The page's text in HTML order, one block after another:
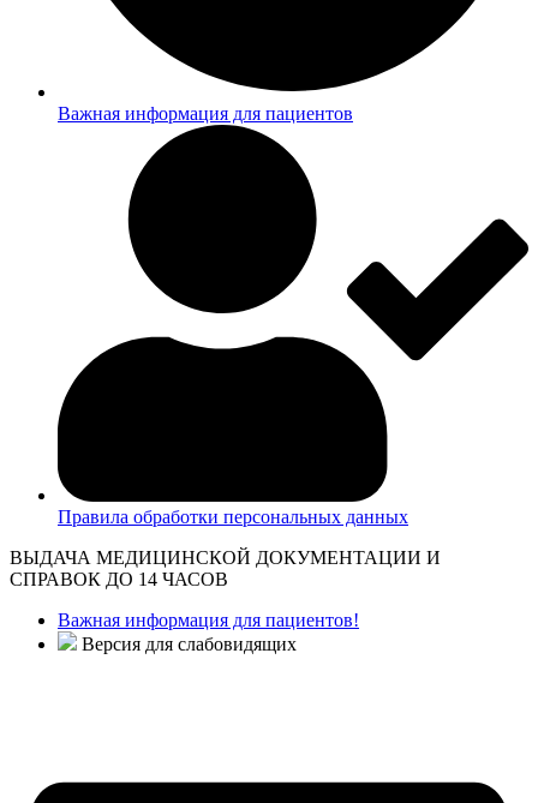
Важная информация для пациентов
Правила обработки персональных данных
ВЫДАЧА МЕДИЦИНСКОЙ ДОКУМЕНТАЦИИ И
СПРАВОК ДО 14 ЧАСОВ
Важная информация для пациентов!
Версия для слабовидящих